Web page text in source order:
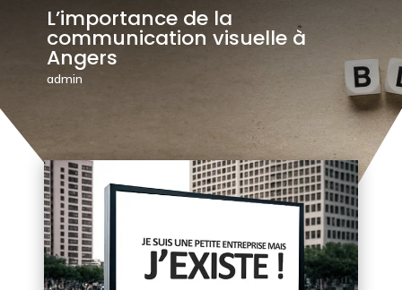
L’importance de la
communication visuelle à
Angers
admin